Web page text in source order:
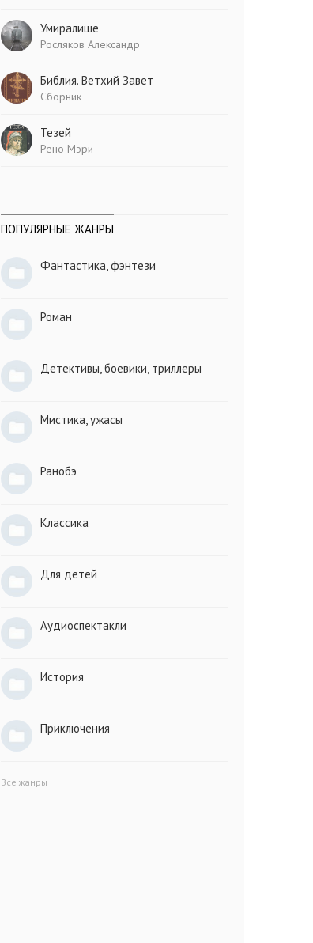
Умиралище
Росляков Александр
Библия. Ветхий Завет
Сборник
Тезей
Рено Мэри
ПОПУЛЯРНЫЕ ЖАНРЫ
Фантастика, фэнтези
Роман
Детективы, боевики, триллеры
Мистика, ужасы
Ранобэ
Классика
Для детей
Аудиоспектакли
История
Приключения
Все жанры